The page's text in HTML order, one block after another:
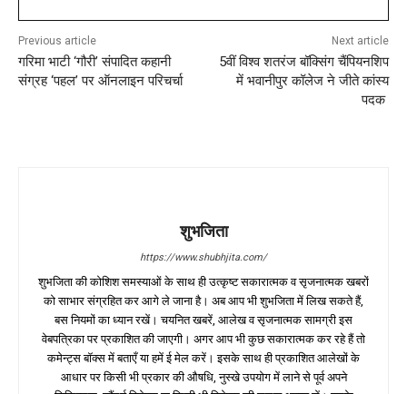
Previous article
गरिमा भाटी ‘गौरी’ संपादित कहानी
संग्रह ‘पहल’ पर ऑनलाइन परिचर्चा
Next article
5वीं विश्व शतरंज बॉक्सिंग चैंपियनशिप
में भवानीपुर कॉलेज ने जीते कांस्य
पदक
शुभजिता
https://www.shubhjita.com/
शुभजिता की कोशिश समस्याओं के साथ ही उत्कृष्ट सकारात्मक व सृजनात्मक खबरों
को साभार संग्रहित कर आगे ले जाना है। अब आप भी शुभजिता में लिख सकते हैं,
बस नियमों का ध्यान रखें। चयनित खबरें, आलेख व सृजनात्मक सामग्री इस
वेबपत्रिका पर प्रकाशित की जाएगी। अगर आप भी कुछ सकारात्मक कर रहे हैं तो
कमेन्ट्स बॉक्स में बताएँ या हमें ई मेल करें। इसके साथ ही प्रकाशित आलेखों के
आधार पर किसी भी प्रकार की औषधि, नुस्खे उपयोग में लाने से पूर्व अपने